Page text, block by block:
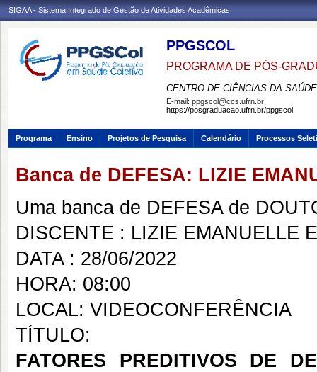
SIGAA - Sistema Integrado de Gestão de Atividades Acadêmicas
PPGSCOL
PROGRAMA DE PÓS-
CENTRO DE CIÊNCIAS DA SAÚDE
E-mail: ppgscol@ccs.ufrn.br
https://posgraduacao.ufrn.br/ppgscol
Programa Ensino Projetos de Pesquisa Calendário Processos
Banca de DEFESA: LIZIE
Uma banca de DEFESA de
DISCENTE : LIZIE EMANUELLE
DATA : 28/06/2022
HORA: 08:00
LOCAL: VIDEOCONFERÊNCIA
TÍTULO:
FATORES PREDITIVOS DE